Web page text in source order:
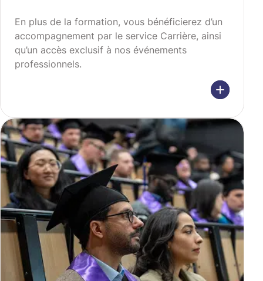
En plus de la formation, vous bénéficierez d’un
accompagnement par le service Carrière, ainsi
qu’un accès exclusif à nos événements
professionnels.